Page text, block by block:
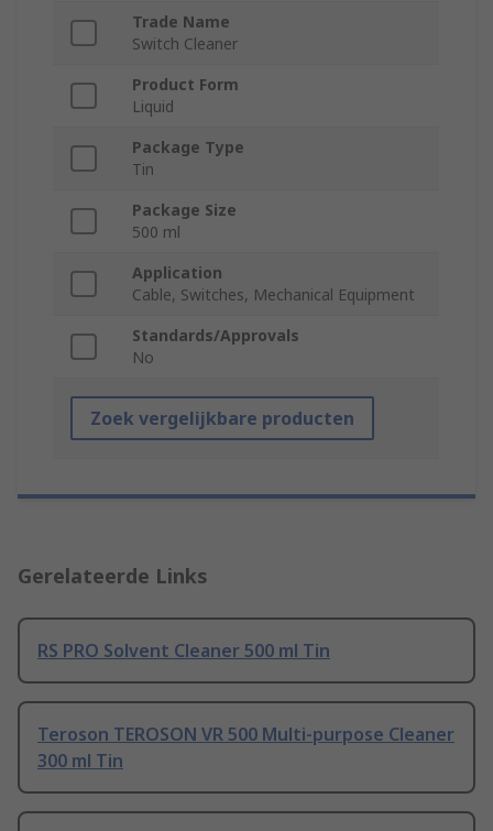
Trade Name
Switch Cleaner
Product Form
Liquid
Package Type
Tin
Package Size
500 ml
Application
Cable, Switches, Mechanical Equipment
Standards/Approvals
No
Zoek vergelijkbare producten
Gerelateerde Links
RS PRO Solvent Cleaner 500 ml Tin
Teroson TEROSON VR 500 Multi-purpose Cleaner
300 ml Tin